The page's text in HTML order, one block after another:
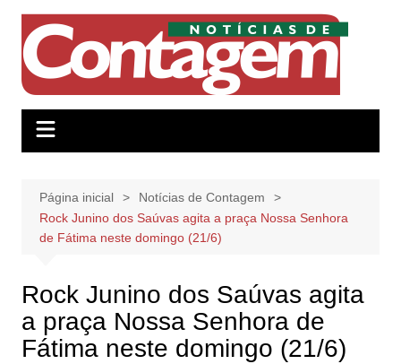
conteúdo
Página inicial
Notícias de Contagem
Rock Junino dos Saúvas agita a praça Nossa Senhora
de Fátima neste domingo (21/6)
Rock Junino dos Saúvas agita
a praça Nossa Senhora de
Fátima neste domingo (21/6)